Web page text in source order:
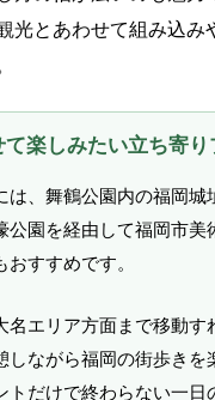
光とあわせて組み込み
て楽しみたい立ち寄り
は、舞鶴公園内の福岡城
公園を経由して福岡市美
おすすめです。
名エリア方面まで移動す
しながら福岡の街歩きを
トだけで終わらない一日